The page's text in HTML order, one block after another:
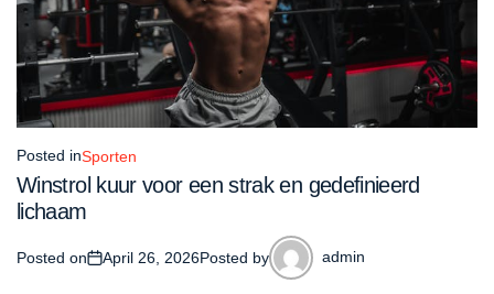
Posted inSporten
Winstrol kuur voor een strak en gedefinieerd
lichaam
Posted on April 26, 2026Posted by admin